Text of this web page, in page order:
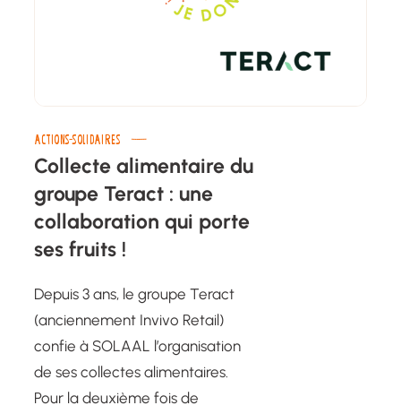
ACTIONS-SOLIDAIRES
Collecte alimentaire du
groupe Teract : une
collaboration qui porte
ses fruits !
Depuis 3 ans, le groupe Teract
(anciennement Invivo Retail)
confie à SOLAAL l’organisation
de ses collectes alimentaires.
Pour la deuxième fois de